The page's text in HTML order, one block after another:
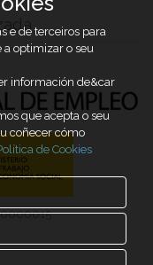
e de terceiros para
optimizar o seu
información de&car
que acepta o seu
coñecer cómo
de Cookies